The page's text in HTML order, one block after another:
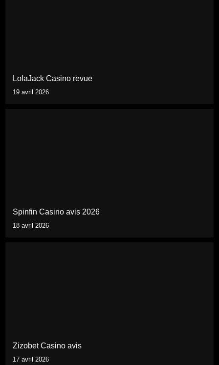
LolaJack Casino revue
19 avril 2026
Spinfin Casino avis 2026
18 avril 2026
Zizobet Casino avis
17 avril 2026